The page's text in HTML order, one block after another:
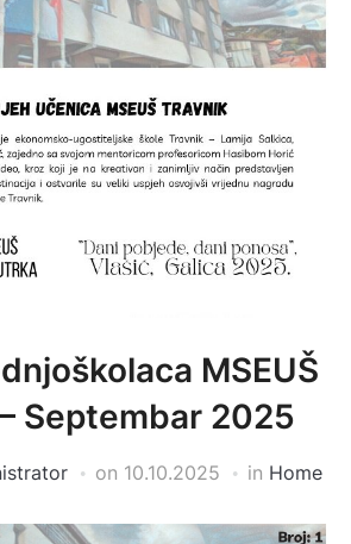
MSEUŠ
Septembar 2025
on 10.10.2025 in Home